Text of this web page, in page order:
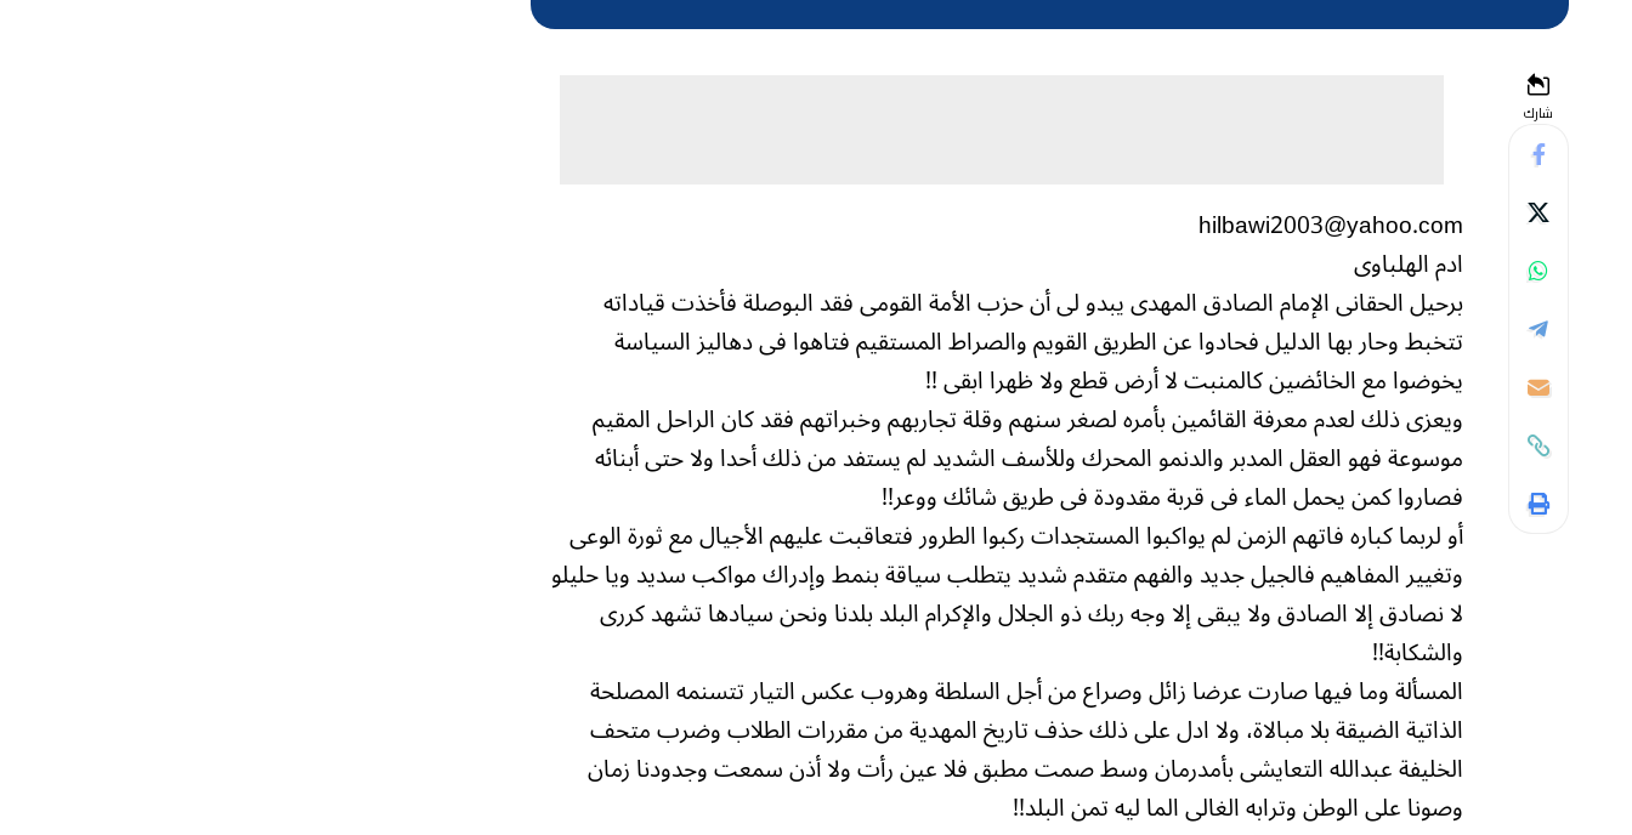
شارك
hilbawi2003@yahoo.com
ادم الهلباوى
برحيل الحقانى الإمام الصادق المهدى يبدو لى أن حزب الأمة القومى فقد البوصلة فأخذت قياداته
تتخبط وحار بها الدليل فحادوا عن الطريق القويم والصراط المستقيم فتاهوا فى دهاليز السياسة
يخوضوا مع الخائضين كالمنبت لا أرض قطع ولا ظهرا ابقى !!
ويعزى ذلك لعدم معرفة القائمين بأمره لصغر سنهم وقلة تجاربهم وخبراتهم فقد كان الراحل المقيم
موسوعة فهو العقل المدبر والدنمو المحرك وللأسف الشديد لم يستفد من ذلك أحدا ولا حتى أبنائه
فصاروا كمن يحمل الماء فى قربة مقدودة فى طريق شائك ووعر!!
أو لربما كباره فاتهم الزمن لم يواكبوا المستجدات ركبوا الطرور فتعاقبت عليهم الأجيال مع ثورة الوعى
وتغيير المفاهيم فالجيل جديد والفهم متقدم شديد يتطلب سياقة بنمط وإدراك مواكب سديد ويا حليلو
لا نصادق إلا الصادق ولا يبقى إلا وجه ربك ذو الجلال والإكرام البلد بلدنا ونحن سيادها تشهد كررى
والشكابة!!
المسألة وما فيها صارت عرضا زائل وصراع من أجل السلطة وهروب عكس التيار تتسنمه المصلحة
الذاتية الضيقة بلا مبالاة، ولا ادل على ذلك حذف تاريخ المهدية من مقررات الطلاب وضرب متحف
الخليفة عبدالله التعايشى بأمدرمان وسط صمت مطبق فلا عين رأت ولا أذن سمعت وجدودنا زمان
وصونا على الوطن وترابه الغالى الما ليه تمن البلد!!